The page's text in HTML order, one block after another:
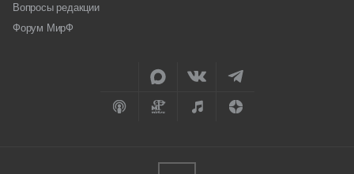
Вопросы редакции
Форум МирФ